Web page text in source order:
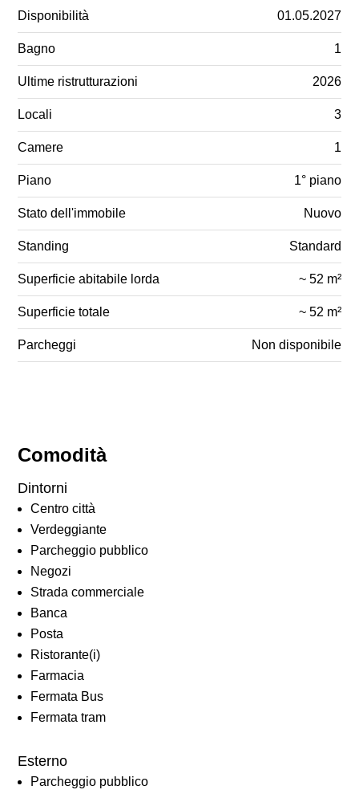
Comodità
Dintorni
Centro città
Verdeggiante
Parcheggio pubblico
Negozi
Strada commerciale
Banca
Posta
Ristorante(i)
Farmacia
Fermata Bus
Fermata tram
Esterno
Parcheggio pubblico
Disponibilità 01.05.2027
Bagno 1
Ultime ristrutturazioni 2026
Locali 3
Camere 1
Piano 1° piano
Stato dell'immobile Nuovo
Standing Standard
Superficie abitabile lorda ~ 52 m²
Superficie totale ~ 52 m²
Parcheggi Non disponibile